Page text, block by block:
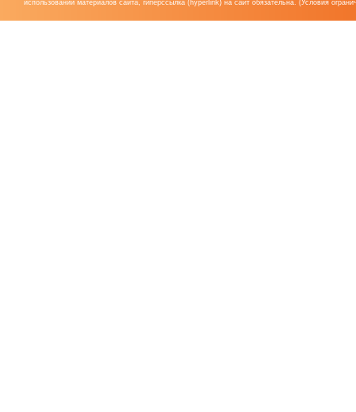
использовании материалов сайта, гиперссылка (hyperlink) на сайт обязательна. (Условия